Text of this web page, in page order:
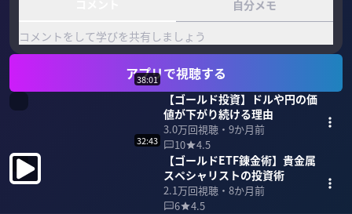
自分メモ
コメントをして学びを共有しましょう
アプリで視聴する
38:01
【ゴールド投資】ドルや円の価
値が下がり続ける理由
3.0万回視聴・ 9か月前
10
4.5
32:43
【ゴールドETF錬金術】貴金属
スペシャリストの投資術
2.1万回視聴・ 8か月前
6
4.5